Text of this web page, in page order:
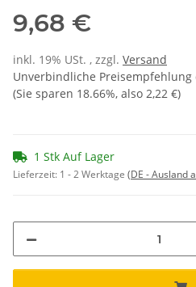
9,68 €
inkl. 19% USt. , zzgl. Versand
Unverbindliche Preisempfehlung
(Sie sparen 18.66%, also 2,22 €)
1 Stk Auf Lager
Lieferzeit: 1 - 2 Werktage (DE - Ausland